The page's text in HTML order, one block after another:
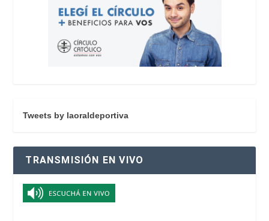
Tweets by laoraldeportiva
TRANSMISIÓN EN VIVO